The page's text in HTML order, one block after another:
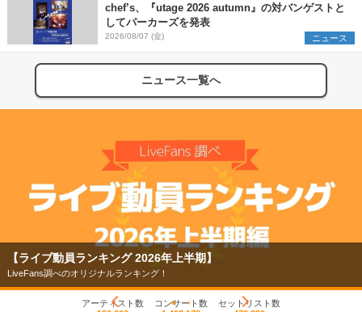
chef’s、『utage 2026 autumn』の対バンゲストと
してパーカーズを発表
2026/08/07 (金) ニュース
ニュース一覧へ
【ライブ動員ランキング 2026年上半期】
LiveFans調べのオリジナルランキング！
アーティスト数
コンサート数
セットリスト数